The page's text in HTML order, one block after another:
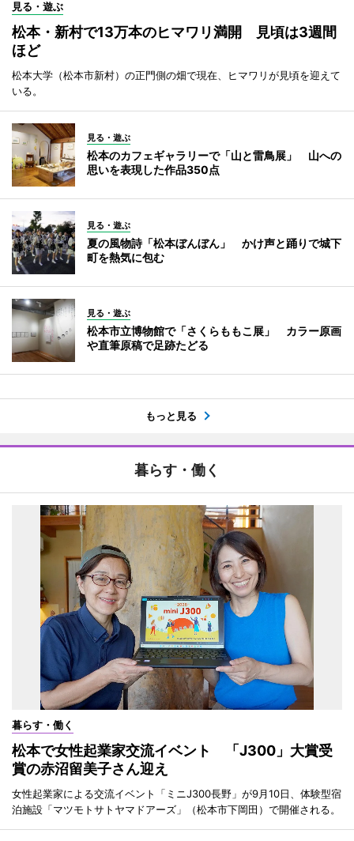
見る・遊ぶ
松本・新村で13万本のヒマワリ満開 見頃は3週間
ほど
松本大学（松本市新村）の正門側の畑で現在、ヒマワリが見頃を迎えて
いる。
見る・遊ぶ
松本のカフェギャラリーで「山と雷鳥展」 山への
思いを表現した作品350点
見る・遊ぶ
夏の風物詩「松本ぼんぼん」 かけ声と踊りで城下
町を熱気に包む
見る・遊ぶ
松本市立博物館で「さくらももこ展」 カラー原画
や直筆原稿で足跡たどる
もっと見る
暮らす・働く
暮らす・働く
松本で女性起業家交流イベント 「J300」大賞受
賞の赤沼留美子さん迎え
女性起業家による交流イベント「ミニJ300長野」が9月10日、体験型宿
泊施設「マツモトサトヤマドアーズ」（松本市下岡田）で開催される。